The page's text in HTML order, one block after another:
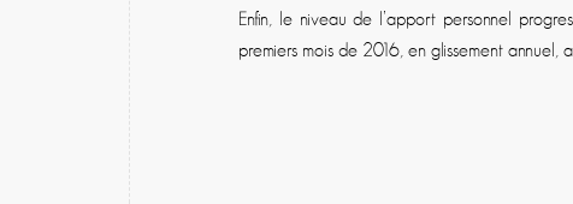
Enfin, le niveau de l’apport personnel
premiers mois de 2016, en glissement annuel,